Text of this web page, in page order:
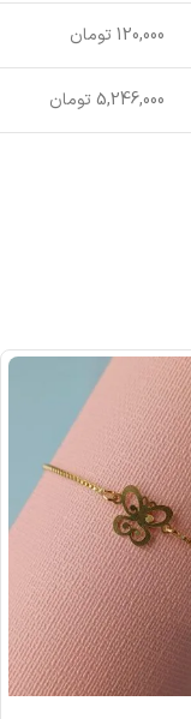
120,000 تومان
5,246,000 تومان